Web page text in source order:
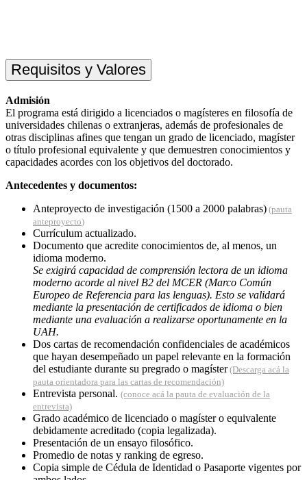
Requisitos y Valores
Admisión
El programa está dirigido a licenciados o magísteres en filosofía de
universidades chilenas o extranjeras, además de profesionales de
otras disciplinas afines que tengan un grado de licenciado, magíster
o título profesional equivalente y que demuestren conocimientos y
capacidades acordes con los objetivos del doctorado.
Antecedentes y documentos:
Anteproyecto de investigación (1500 a 2000 palabras) (pauta
anteproyecto)
Currículum actualizado.
Documento que acredite conocimientos de, al menos, un
idioma moderno.
Se exigirá capacidad de comprensión lectora de un idioma
moderno acorde al nivel B2 del MCER (Marco Común
Europeo de Referencia para las lenguas). Esto se validará
mediante la presentación de certificados de idioma o bien
mediante una evaluación a realizarse oportunamente en la
UAH.
Dos cartas de recomendación confidenciales de académicos
que hayan desempeñado un papel relevante en la formación
del estudiante durante su pregrado o magíster (Descarga acá la
pauta orientadora para las cartas de recomendación)
Entrevista personal. (conoce acá la pauta de evaluación de la
entrevista)
Grado académico de licenciado o magíster o equivalente
debidamente acreditado (copia legalizada).
Presentación de un ensayo filosófico.
Promedio de notas y ranking de egreso.
Copia simple de Cédula de Identidad o Pasaporte vigentes por